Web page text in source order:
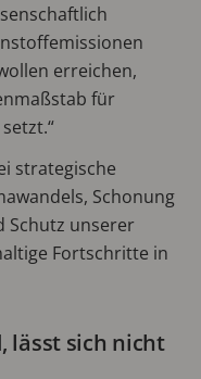
erreichen,
für
strategische
Schonung
Schutz unserer
Fortschritte in
lässt sich nicht